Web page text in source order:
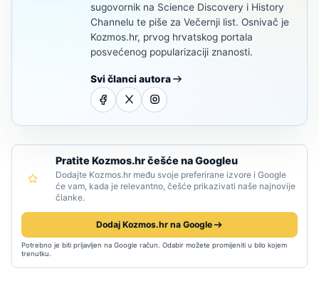
sugovornik na Science Discovery i History
Channelu te piše za Večernji list. Osnivač je
Kozmos.hr, prvog hrvatskog portala
posvećenog popularizaciji znanosti.
Svi članci autora
Pratite Kozmos.hr češće na Googleu
Dodajte Kozmos.hr među svoje preferirane izvore i Google
će vam, kada je relevantno, češće prikazivati naše najnovije
članke.
Dodaj Kozmos.hr na Google
Potrebno je biti prijavljen na Google račun. Odabir možete promijeniti u bilo kojem
trenutku.